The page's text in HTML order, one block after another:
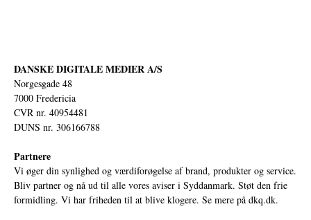
DANSKE DIGITALE MEDIER A/S
Norgesgade 48
7000 Fredericia
CVR nr. 40954481
DUNS nr. 306166788
Partnere
Vi øger din synlighed og værdiforøgelse af brand, produkter og service.
Bliv partner og nå ud til alle vores aviser i Syddanmark. Støt den frie
formidling. Vi har friheden til at blive klogere. Se mere på dkq.dk.